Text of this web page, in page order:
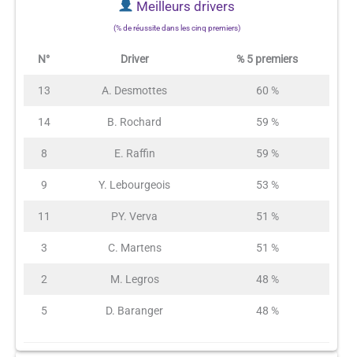
Meilleurs drivers
(% de réussite dans les cinq premiers)
N° Driver % 5 premiers
13 A. Desmottes 60 %
14 B. Rochard 59 %
8 E. Raffin 59 %
9 Y. Lebourgeois 53 %
11 PY. Verva 51 %
3 C. Martens 51 %
2 M. Legros 48 %
5 D. Baranger 48 %